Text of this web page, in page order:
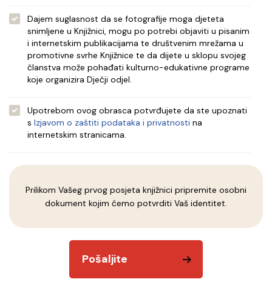
Dajem suglasnost da se fotografije moga djeteta
snimljene u Knjižnici, mogu po potrebi objaviti u pisanim
i internetskim publikacijama te društvenim mrežama u
promotivne svrhe Knjižnice te da dijete u sklopu svojeg
članstva može pohađati kulturno-edukativne programe
koje organizira Dječji odjel.
Upotrebom ovog obrasca potvrđujete da ste upoznati
s Izjavom o zaštiti podataka i privatnosti na
internetskim stranicama.
Prilikom Vašeg prvog posjeta knjižnici pripremite osobni
dokument kojim ćemo potvrditi Vaš identitet.
Pošaljite